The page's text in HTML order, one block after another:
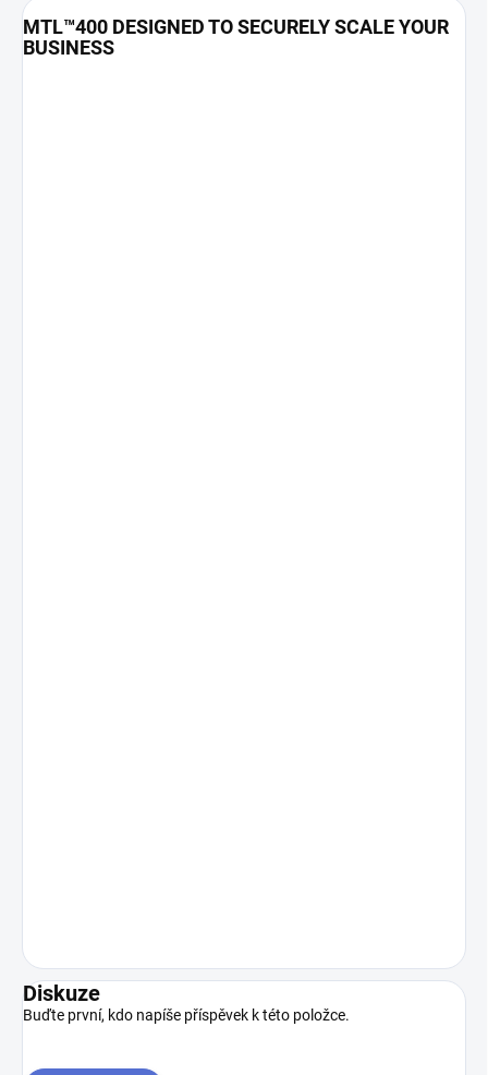
MTL™400 DESIGNED TO SECURELY SCALE YOUR
BUSINESS
Diskuze
Buďte první, kdo napíše příspěvek k této položce.